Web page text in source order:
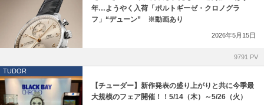
年…ようやく入荷「ポルトギーゼ・クロノグラ
フ」“デューン” ※動画あり
2026年5月15日
9791 PV
TUDOR
【チューダー】新作発表の盛り上がりと共に今季最
大規模のフェア開催！！5/14（木）～5/26（火）